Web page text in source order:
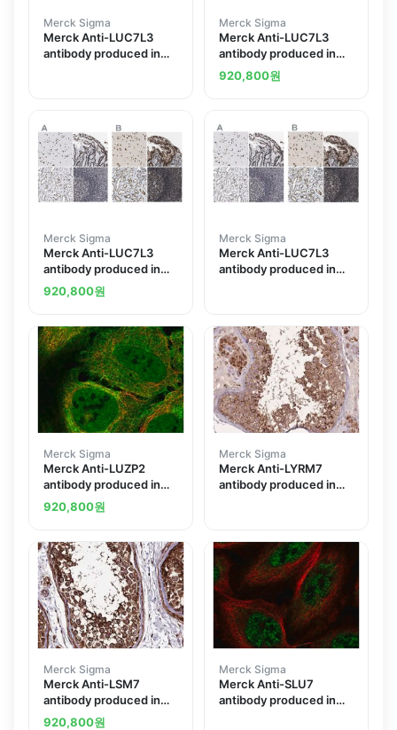
Merck Sigma
Merck Anti-LUC7L3
antibody produced in
Merck Sigma
Merck Anti-LUC7L3
antibody produced in
rabbit
920,800원
Merck Sigma
Merck Anti-LUC7L3
antibody produced in
rabbit
920,800원
Merck Sigma
Merck Anti-LUC7L3
antibody produced in
Merck Sigma
Merck Anti-LUZP2
antibody produced in
rabbit
920,800원
Merck Sigma
Merck Anti-LYRM7
antibody produced in
Merck Sigma
Merck Anti-LSM7
antibody produced in
rabbit
920,800원
Merck Sigma
Merck Anti-SLU7
antibody produced in